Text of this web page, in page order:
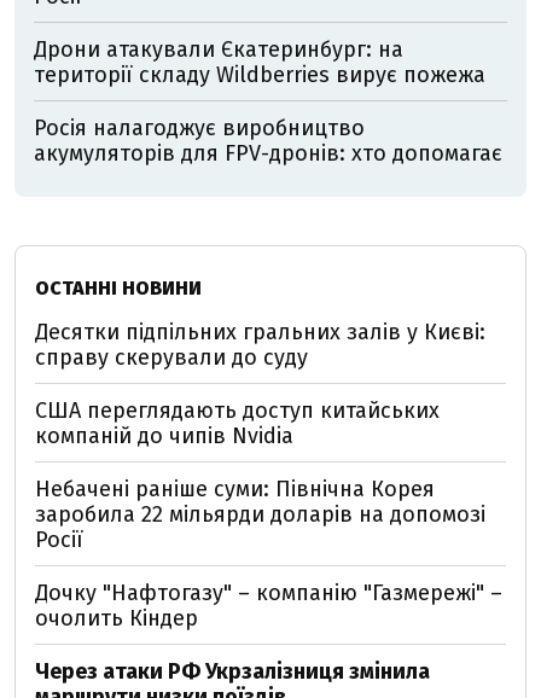
Дрони атакували Єкатеринбург: на
території складу Wildberries вирує пожежа
Росія налагоджує виробництво
акумуляторів для FPV-дронів: хто допомагає
ОСТАННІ НОВИНИ
Десятки підпільних гральних залів у Києві:
справу скерували до суду
США переглядають доступ китайських
компаній до чипів Nvidia
Небачені раніше суми: Північна Корея
заробила 22 мільярди доларів на допомозі
Росії
Дочку "Нафтогазу" – компанію "Газмережі" –
очолить Кіндер
Через атаки РФ Укрзалізниця змінила